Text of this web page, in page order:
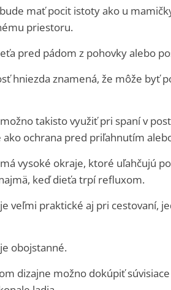
mať pocit istoty ako u
priestoru.
pred pádom z pohovky alebo
hniezda znamená, že môže byť
takisto využiť pri spaní v
ako ochrana pred priľahnutím
vysoké okraje, ktoré uľahčujú
keď dieťa trpí refluxom.
veľmi praktické aj pri cestovaní,
obojstanné.
dizajne možno dokúpiť